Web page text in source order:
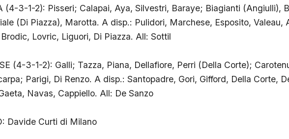
(4-3-1-2): Pisseri; Calapai, Aya, Silvestri, Baraye; Biagianti (Angiulli),
(Di Piazza), Marotta. A disp.: Pulidori, Marchese, Esposito, Valeau,
Lovric, Liguori, Di Piazza. All: Sottil
(4-3-1-2): Galli; Tazza, Piana, Dellafiore, Perri (Della Corte);
Parigi, Di Renzo. A disp.: Santopadre, Gori, Gifford, Della Corte,
Navas, Cappiello. All: De Sanzo
Davide Curti di Milano